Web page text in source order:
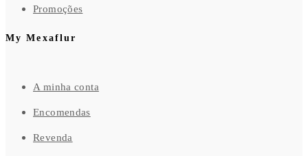
Promoções
My Mexaflur
A minha conta
Encomendas
Revenda